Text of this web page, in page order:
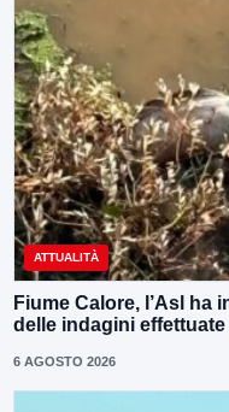
ATTUALITÀ
Fiume Calore, l’Asl ha
delle indagini effettuate
6 AGOSTO 2026